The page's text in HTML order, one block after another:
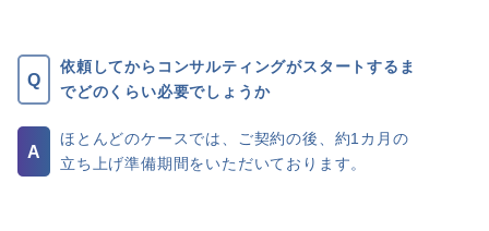
依頼してからコンサルティングがスタートするま
でどのくらい必要でしょうか
ほとんどのケースでは、ご契約の後、約1カ月の
立ち上げ準備期間をいただいております。